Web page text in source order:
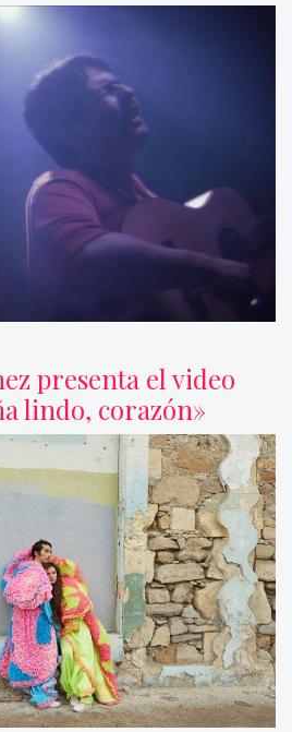
presenta el video
lindo, corazón»